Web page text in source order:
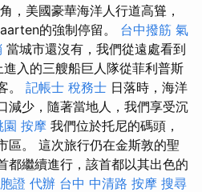
，美國豪華海洋人行道高聳，
的強制停留。 台中撥筋 氣
當城市還沒有，我們從遠處看到
進入的三艘船巨人隊從菲利普斯
。 記帳士 稅務士 日落時，海洋
減少，隨著當地人，我們享受沉
園 按摩 我們位於托尼的碼頭，
區。 這次旅行仍在金斯敦的聖
都繼續進行，該首都以其出色的
證 代辦 台中 中清路 按摩 搜尋